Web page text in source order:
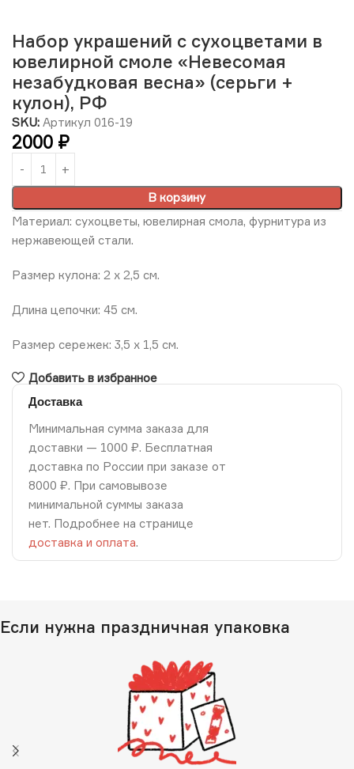
Набор украшений с сухоцветами в
ювелирной смоле «Невесомая
незабудковая весна» (серьги +
кулон), РФ
SKU: Артикул 016-19
2000 ₽
В корзину
Материал: сухоцветы, ювелирная смола, фурнитура из
нержавеющей стали.
Размер кулона: 2 x 2,5 см.
Длина цепочки: 45 см.
Размер сережек: 3,5 x 1,5 см.
Добавить в избранное
Доставка
Минимальная сумма заказа для
доставки — 1000 ₽. Бесплатная
доставка по России при заказе от
8000 ₽. При самовывозе
минимальной суммы заказа
нет. Подробнее на странице
доставка и оплата.
Если нужна праздничная упаковка